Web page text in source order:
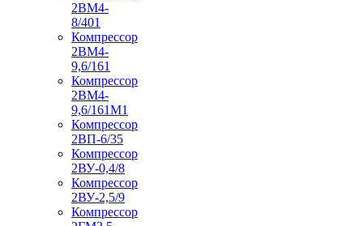
2ВМ4-
8/401
Компрессор
2ВМ4-
9,6/161
Компрессор
2ВМ4-
9,6/161М1
Компрессор
2ВП-6/35
Компрессор
2ВУ-0,4/8
Компрессор
2ВУ-2,5/9
Компрессор